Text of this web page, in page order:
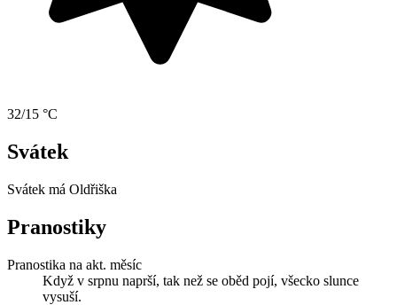
32/15 °C
Svátek
Svátek má Oldřiška
Pranostiky
Pranostika na akt. měsíc
Když v srpnu naprší, tak než se oběd pojí, všecko slunce
vysuší.